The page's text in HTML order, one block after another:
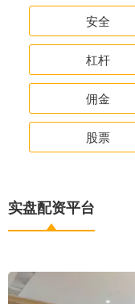
安全
杠杆
佣金
股票
实盘配资平台